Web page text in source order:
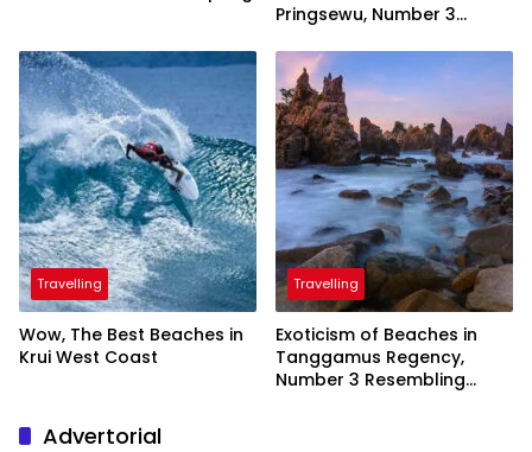
Pringsewu, Number 3
President
Travelling
Wow, The Best Beaches in
Krui West Coast
Travelling
Exoticism of Beaches in
Tanggamus Regency,
Number 3 Resembling
Advertorial